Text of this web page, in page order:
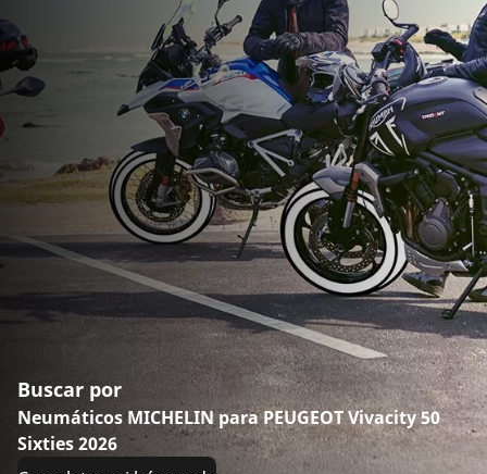
Buscar por
Neumáticos MICHELIN para PEUGEOT Vivacity 50
Sixties 2026